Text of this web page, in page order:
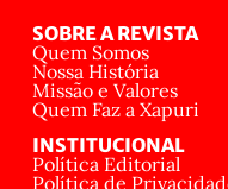
SOBRE A REVISTA
Quem Somos
Nossa História
Missão e Valores
Quem Faz a Xapuri
INSTITUCIONAL
Política Editorial
Política de